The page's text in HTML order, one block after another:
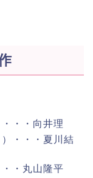
・・・向井理
）・・・夏川結
・・丸山隆平